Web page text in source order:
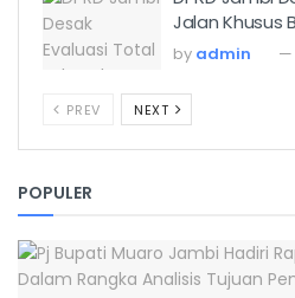
Jalan Khusus
by admin
PREV NEXT
POPULER